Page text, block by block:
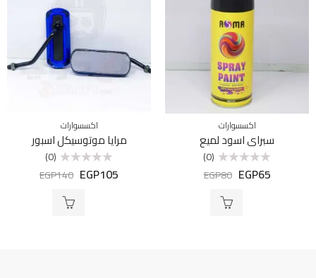
اكسسوارات
سبراي اسود لميع
التقييم
(0)
EGP65
EGP80
اكسسوارات
مرايا موتوسيكل اسبور
التقييم
(0)
EGP105
EGP140